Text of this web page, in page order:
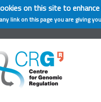
on this site to
link on this page you are giving